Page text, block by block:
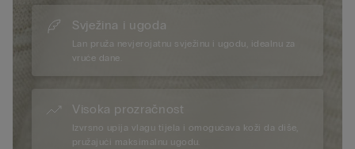
Svježina i ugoda
Lan pruža nevjerojatnu svježinu i ugodu, idealnu za
vruće dane.
Visoka prozračnost
Izvrsno upija vlagu tijela i omogućava koži da diše,
pružajući maksimalnu ugodu.